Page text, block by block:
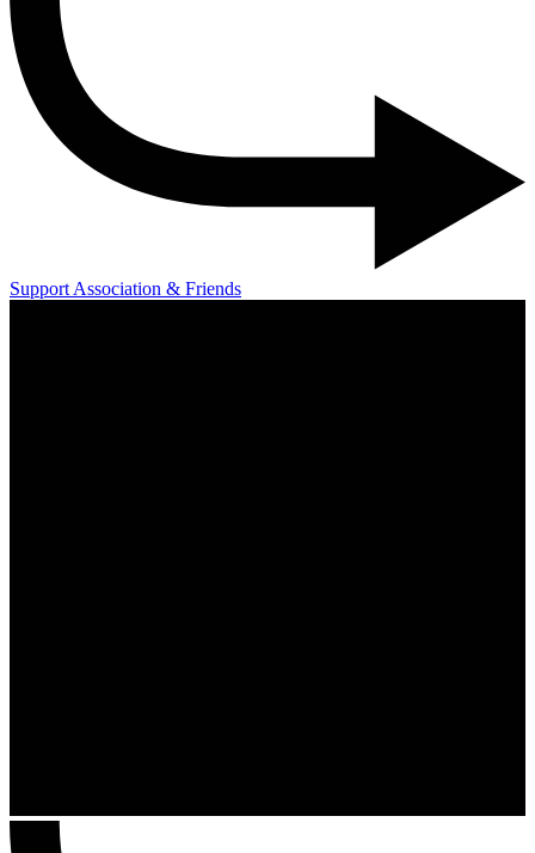
Support Association & Friends